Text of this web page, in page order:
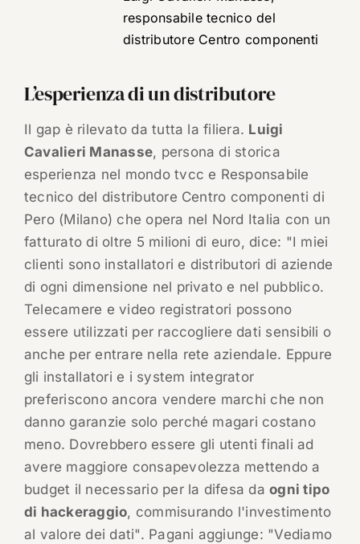
responsabile tecnico del
distributore Centro componenti
L’esperienza di un distributore
Il gap è rilevato da tutta la filiera. Luigi
Cavalieri Manasse, persona di storica
esperienza nel mondo tvcc e Responsabile
tecnico del distributore Centro componenti di
Pero (Milano) che opera nel Nord Italia con un
fatturato di oltre 5 milioni di euro, dice: "I miei
clienti sono installatori e distributori di aziende
di ogni dimensione nel privato e nel pubblico.
Telecamere e video registratori possono
essere utilizzati per raccogliere dati sensibili o
anche per entrare nella rete aziendale. Eppure
gli installatori e i system integrator
preferiscono ancora vendere marchi che non
danno garanzie solo perché magari costano
meno. Dovrebbero essere gli utenti finali ad
avere maggiore consapevolezza mettendo a
budget il necessario per la difesa daogni tipo
di hackeraggio, commisurando l'investimento
al valore dei dati". Pagani aggiunge: "Vediamo